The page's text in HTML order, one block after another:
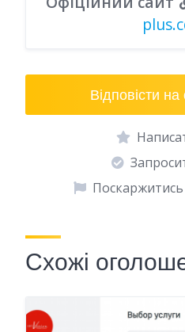
Відповісти
Схожі